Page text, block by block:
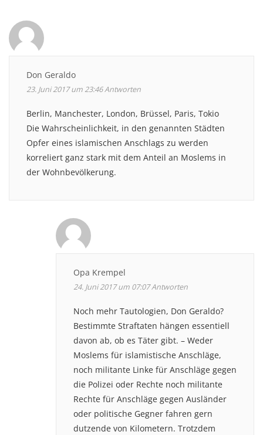
Don Geraldo
23. Juni 2017 um 23:46Antworten
Berlin, Manchester, London, Brüssel, Paris, Tokio
Die Wahrscheinlichkeit, in den genannten Städten
Opfer eines islamischen Anschlags zu werden
korreliert ganz stark mit dem Anteil an Moslems in
der Wohnbevölkerung.
Opa Krempel
24. Juni 2017 um 07:07Antworten
Noch mehr Tautologien, Don Geraldo?
Bestimmte Straftaten hängen essentiell
davon ab, ob es Täter gibt. – Weder
Moslems für islamistische Anschläge,
noch militante Linke für Anschläge gegen
die Polizei oder Rechte noch militante
Rechte für Anschläge gegen Ausländer
oder politische Gegner fahren gern
dutzende von Kilometern. Trotzdem